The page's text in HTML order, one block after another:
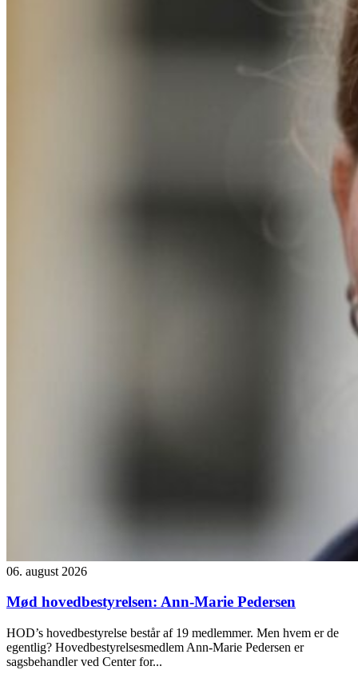
06. august 2026
Mød hovedbestyrelsen: Ann-Marie Pedersen
HOD’s hovedbestyrelse består af 19 medlemmer. Men hvem er de
egentlig? Hovedbestyrelsesmedlem Ann-Marie Pedersen er
sagsbehandler ved Center for...